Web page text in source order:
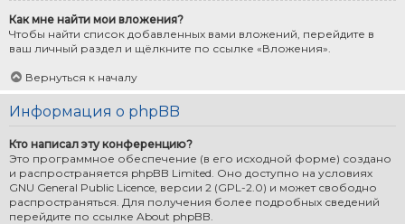
Как мне найти мои вложения?
Чтобы найти список добавленных вами вложений, перейдите в
ваш личный раздел и щёлкните по ссылке «Вложения».
Вернуться к началу
Информация о phpBB
Кто написал эту конференцию?
Это программное обеспечение (в его исходной форме) создано
и распространяется phpBB Limited. Оно доступно на условиях
GNU General Public Licence, версии 2 (GPL-2.0) и может свободно
распространяться. Для получения более подробных сведений
перейдите по ссылке About phpBB.